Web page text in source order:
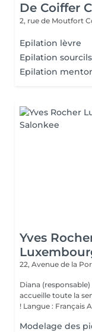
De Coiffer
2, rue de Moutfort
Epilation lèvre
Epilation sourcils
Epilation
Yves
22, Avenue de la
Diana
accueille toute la
! Langue : Français
Modelage des